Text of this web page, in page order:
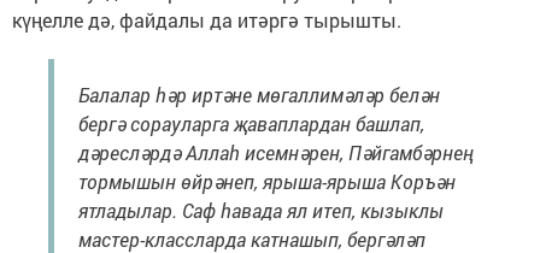
күңелле дә, файдалы да итәргә тырышты.
Балалар һәр иртәне мөгаллимәләр белән
бергә сорауларга җаваплардан башлап,
дәресләрдә Аллаһ исемнәрен, Пәйгамбәрнең
тормышын өйрәнеп, ярыша-ярыша Коръән
ятладылар. Саф һавада ял итеп, кызыклы
мастер-классларда катнашып, бергәләп